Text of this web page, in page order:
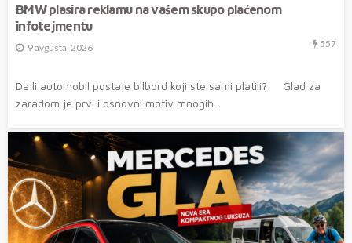
BMW plasira reklamu na vašem skupo plaćenom
infotejmentu
9 avgusta, 2026 557
Da li automobil postaje bilbord koji ste sami platili? Glad za
zaradom je prvi i osnovni motiv mnogih...